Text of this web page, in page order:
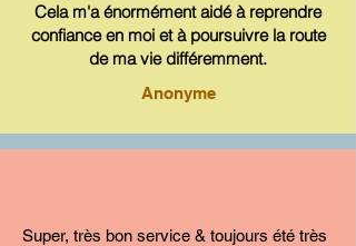
Cela m'a énormément aidé à reprendre
confiance en moi et à poursuivre la route
de ma vie différemment.
Anonyme
Super, très bon service & toujours été très